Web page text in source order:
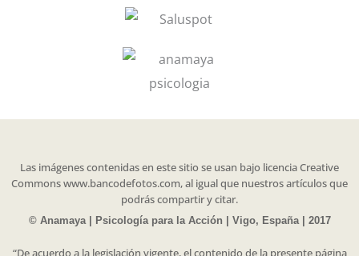
Las imágenes contenidas en este sitio se usan bajo licencia Creative
Commons www.bancodefotos.com, al igual que nuestros artículos que
podrás compartir y citar.
© Anamaya | Psicología para la Acción | Vigo, España | 2017
“De acuerdo a la legislación vigente, el contenido de la presente página